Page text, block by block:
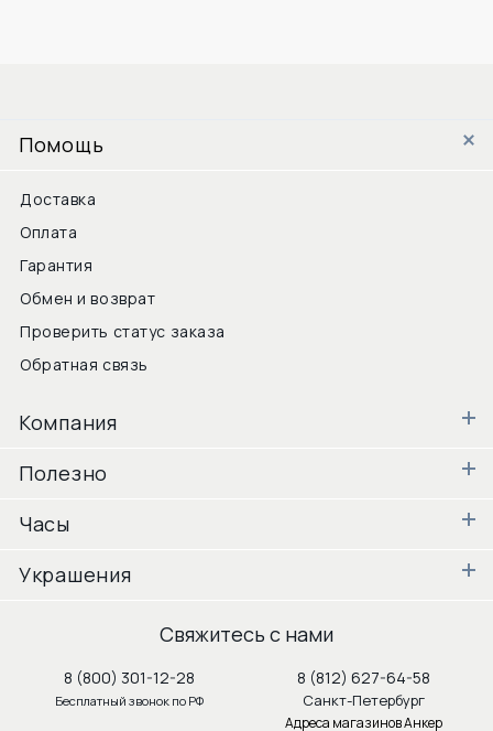
Помощь
Доставка
Оплата
Гарантия
Обмен и возврат
Проверить статус заказа
Обратная связь
Компания
Полезно
Часы
Украшения
Свяжитесь с нами
8 (800) 301-12-28
Бесплатный звонок по РФ
8 (812) 627-64-58
Санкт-Петербург
Адреса магазинов Анкер